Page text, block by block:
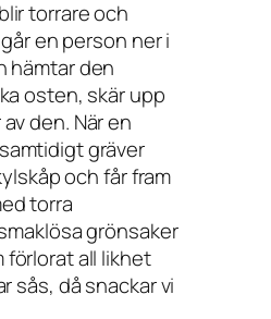
torrare och
en person ner i
hämtar den
osten, skär upp
den. När en
gräver
och får fram
torra
grönsaker
all likhet
sås, då snackar vi